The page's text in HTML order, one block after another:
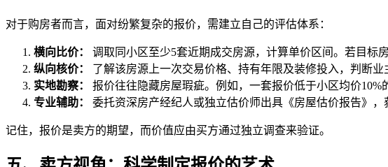
对于购房者而言，面对纷繁复杂的报价，需建立自己的评估体系：
横向比价：
调取同小区至少5套近期成交房源，计算单价区间。若目标
纵向核价：
了解该房源上一次交易价格、持有年限及装修投入，判断业
实地勘察：
报价往往隐藏房屋瑕疵。例如，一套报价低于小区均价
专业辅助：
委托资深房产经纪人或独立估价师出具《房屋估价报告》，
记住，报价是卖方的期望，而价值应由买方通过独立调查来验证。